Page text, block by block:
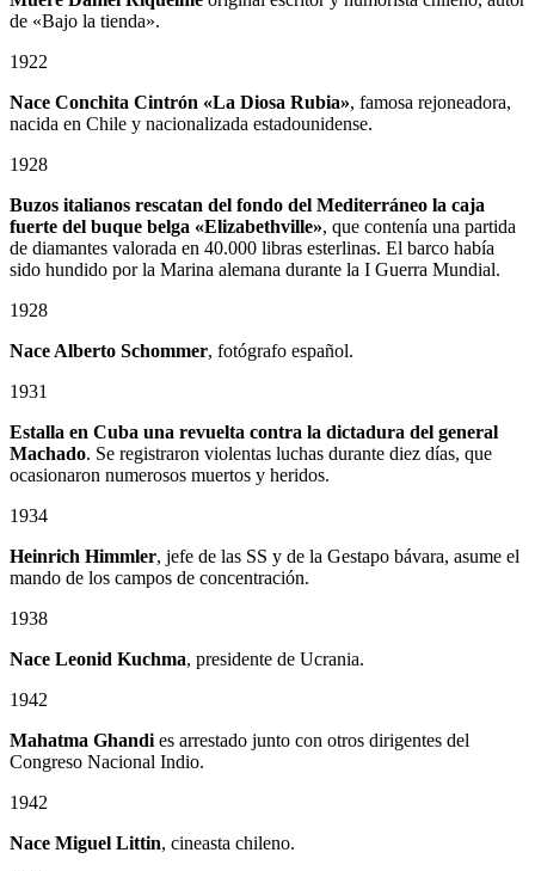
de «Bajo la tienda».
1922
Nace Conchita Cintrón «La Diosa Rubia», famosa rejoneadora,
nacida en Chile y nacionalizada estadounidense.
1928
Buzos italianos rescatan del fondo del Mediterráneo la caja
fuerte del buque belga «Elizabethville», que contenía una partida
de diamantes valorada en 40.000 libras esterlinas. El barco había
sido hundido por la Marina alemana durante la I Guerra Mundial.
1928
Nace Alberto Schommer, fotógrafo español.
1931
Estalla en Cuba una revuelta contra la dictadura del general
Machado. Se registraron violentas luchas durante diez días, que
ocasionaron numerosos muertos y heridos.
1934
Heinrich Himmler, jefe de las SS y de la Gestapo bávara, asume el
mando de los campos de concentración.
1938
Nace Leonid Kuchma, presidente de Ucrania.
1942
Mahatma Ghandi es arrestado junto con otros dirigentes del
Congreso Nacional Indio.
1942
Nace Miguel Littin, cineasta chileno.